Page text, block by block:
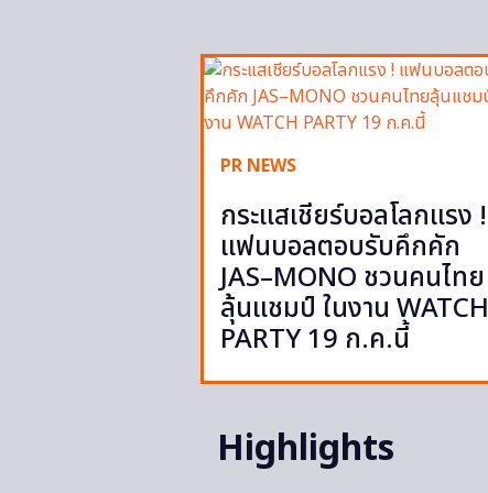
PR NEWS
กระแสเชียร์บอลโลกแรง !
แฟนบอลตอบรับคึกคัก
JAS–MONO ชวนคนไทย
ลุ้นแชมป์ ในงาน WATCH
PARTY 19 ก.ค.นี้
Highlights